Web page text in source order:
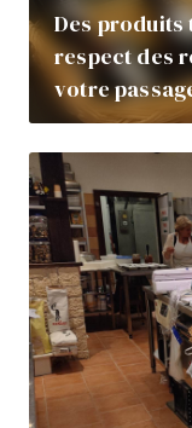
Des produits
respect des
votre